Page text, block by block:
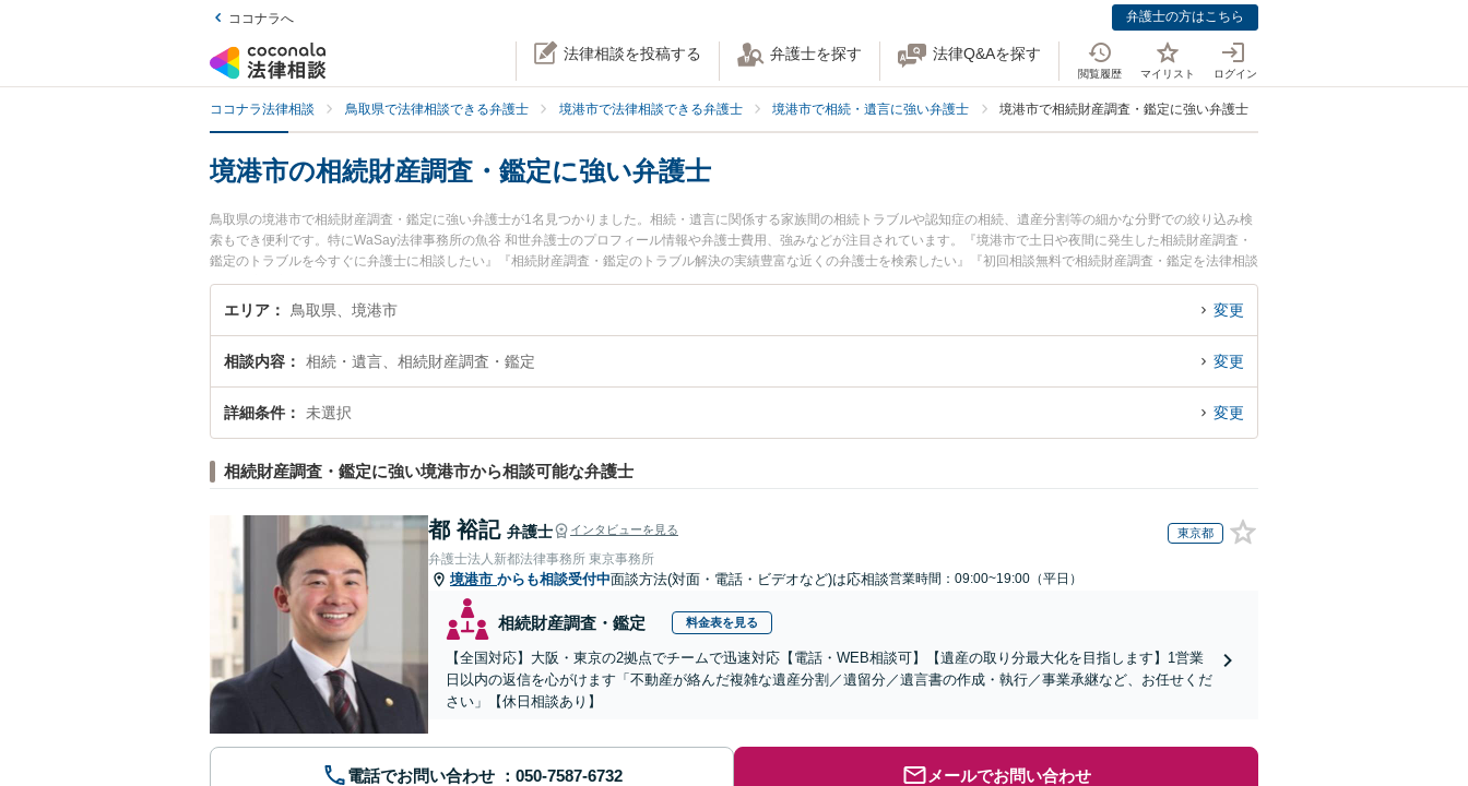
ココナラへ 弁護士の方はこちら
法律相談を投稿する 弁護士を探す 法律Q&Aを探す
閲覧履歴 マイリスト ログイン
ココナラ法律相談 鳥取県で法律相談できる弁護士 境港市で法律相談できる弁護士 境港市で相続・遺言に強い弁護士 境港市で相続財産調査・鑑定に強い弁護士
境港市の相続財産調査・鑑定に強い弁護士
鳥取県の境港市で相続財産調査・鑑定に強い弁護士が1名見つかりました。相続・遺言に関係する家族間の相続トラブルや認知症の相続、遺産分割等の細かな分野での絞り込み検
索もでき便利です。特にWaSay法律事務所の魚谷 和世弁護士のプロフィール情報や弁護士費用、強みなどが注目されています。『境港市で土日や夜間に発生した相続財産調査・
鑑定のトラブルを今すぐに弁護士に相談したい』『相続財産調査・鑑定のトラブル解決の実績豊富な近くの弁護士を検索したい』『初回相談無料で相続財産調査・鑑定を法律相談
できる境港市内の弁護士に相談予約したい』などでお困りの相談者さんにおすすめです。
エリア 鳥取県、境港市 変更
相談内容 相続・遺言、相続財産調査・鑑定 変更
詳細条件 未選択 変更
相続財産調査・鑑定に強い境港市から相談可能な弁護士
都 裕記 弁護士 インタビューを見る 東京都
弁護士法人新都法律事務所 東京事務所
境港市 からも相談受付中面談方法(対面・電話・ビデオなど)は応相談営業時間：09:00~19:00（平日）
相続財産調査・鑑定 料金表を見る
【全国対応】大阪・東京の2拠点でチームで迅速対応【電話・WEB相談可】【遺産の取り分最大化を目指します】1営業
日以内の返信を心がけます「不動産が絡んだ複雑な遺産分割／遺留分／遺言書の作成・執行／事業承継など、お任せくだ
さい」【休日相談あり】
電話でお問い合わせ メールでお問い合わせ